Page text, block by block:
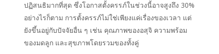
ปฏิสนธิมากที่สุด ซึ่งโอกาสตั้งครรภ์ในช่วงนี้อาจสูงถึง 30%
อย่างไรก็ตาม การตั้งครรภ์ไม่ใช่เพียงแค่เรื่องของเวลา แต่
ยังขึ้นอยู่กับปัจจัยอื่น ๆ เช่น คุณภาพของอสุจิ ความพร้อม
ของมดลูก และสุขภาพโดยรวมของทั้งคู่